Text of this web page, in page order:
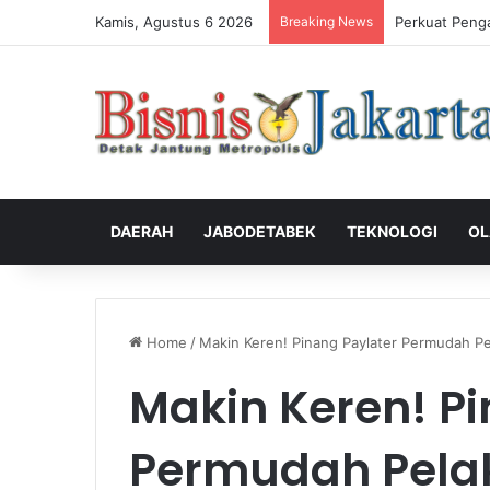
Kamis, Agustus 6 2026 Breaking News Perkuat
DAERAH JABODETABEK TEKNOLOGI
Home / Makin Keren! Pinang Paylater Permudah
Makin Keren!
Permudah